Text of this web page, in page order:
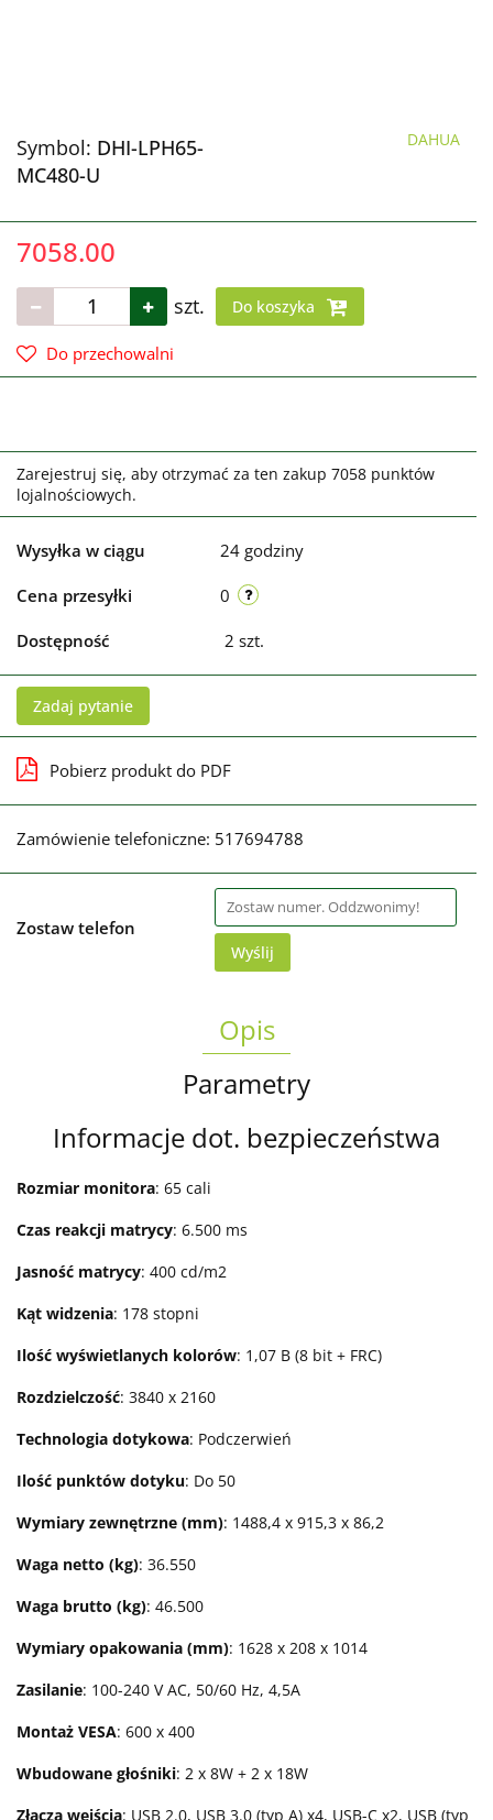
Symbol: DHI-LPH65-
MC480-U
DAHUA
7058.00
szt. Do koszyka
Do przechowalni
Zarejestruj się, aby otrzymać za ten zakup 7058 punktów
lojalnościowych.
Wysyłka w ciągu 24 godziny
Cena przesyłki 0
Dostępność 2 szt.
Zadaj pytanie
Pobierz produkt do PDF
Zamówienie telefoniczne: 517694788
Zostaw telefon
Wyślij
Opis
Parametry
Informacje dot. bezpieczeństwa
Rozmiar monitora: 65 cali
Czas reakcji matrycy: 6.500 ms
Jasność matrycy: 400 cd/m2
Kąt widzenia: 178 stopni
Ilość wyświetlanych kolorów: 1,07 B (8 bit + FRC)
Rozdzielczość: 3840 x 2160
Technologia dotykowa: Podczerwień
Ilość punktów dotyku: Do 50
Wymiary zewnętrzne (mm): 1488,4 x 915,3 x 86,2
Waga netto (kg): 36.550
Waga brutto (kg): 46.500
Wymiary opakowania (mm): 1628 x 208 x 1014
Zasilanie: 100-240 V AC, 50/60 Hz, 4,5A
Montaż VESA: 600 x 400
Wbudowane głośniki: 2 x 8W + 2 x 18W
Złącza wejścia: USB 2.0, USB 3.0 (typ A) x4, USB-C x2, USB (typ